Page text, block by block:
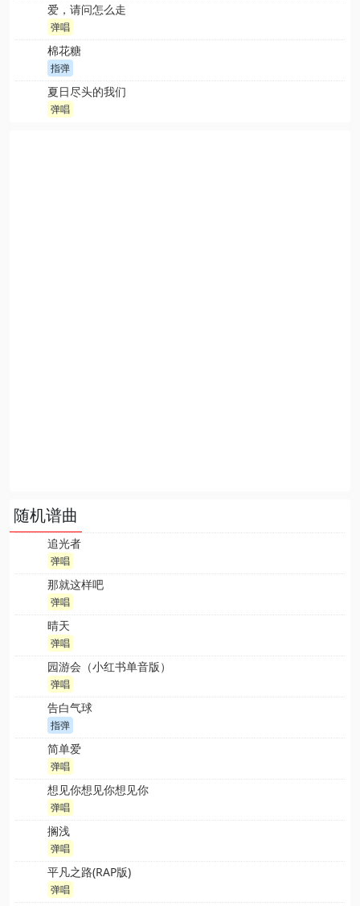
爱，请问怎么走
弹唱
棉花糖
指弹
夏日尽头的我们
弹唱
随机谱曲
追光者
弹唱
那就这样吧
弹唱
晴天
弹唱
园游会（小红书单音版）
弹唱
告白气球
指弹
简单爱
弹唱
想见你想见你想见你
弹唱
搁浅
弹唱
平凡之路(RAP版)
弹唱